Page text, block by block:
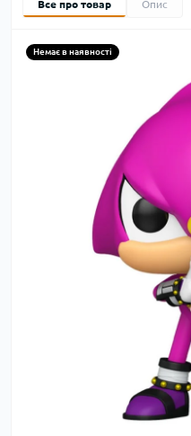
Все про товар Опис
Немає в наявності